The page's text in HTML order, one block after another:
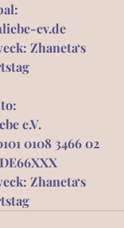
ev.de
Zhaneta‘s
e.V.
0108 3466 02
Zhaneta‘s